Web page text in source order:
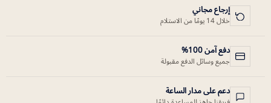
إرجاع مجاني
خلال 14 يومًا من الاستلام
دفع آمن 100%
جميع وسائل الدفع مقبولة
دعم على مدار الساعة